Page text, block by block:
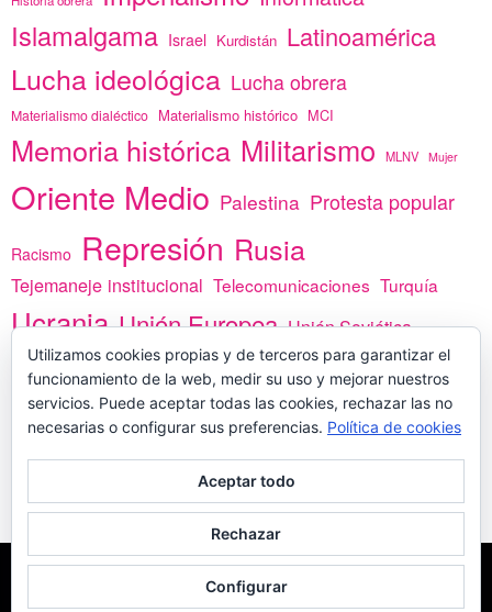
Islamalgama Israel Kurdistán Latinoamérica
Lucha ideológica Lucha obrera
Materialismo dialéctico Materialismo histórico MCI
Memoria histórica Militarismo MLNV Mujer
Oriente Medio Palestina Protesta popular
Racismo Represión Rusia
Tejemaneje institucional Telecomunicaciones Turquía
Ucrania Unión Europea Unión Soviética
vacunas Yemen África
PREGÚNTANOS
MADE WITH
PORWPLOOK THEMES
Utilizamos cookies propias y de terceros para garantizar el
funcionamiento de la web, medir su uso y mejorar nuestros
servicios. Puede aceptar todas las cookies, rechazar las no
necesarias o configurar sus preferencias. Política de cookies
Aceptar todo
Rechazar
Configurar